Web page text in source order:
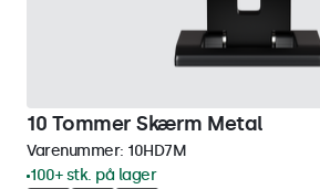
10 Tommer Skærm Metal
Varenummer: 10HD7M
100+ stk. på lager